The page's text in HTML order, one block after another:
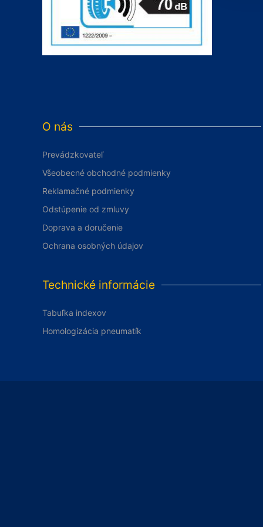
O nás
Prevádzkovateľ
Všeobecné obchodné podmienky
Reklamačné podmienky
Odstúpenie od zmluvy
Doprava a doručenie
Ochrana osobných údajov
Technické informácie
Tabuľka indexov
Homologizácia pneumatík